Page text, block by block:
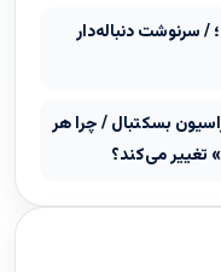
/ سرنوشت دنباله‌دار
بسکتبال / چرا هر